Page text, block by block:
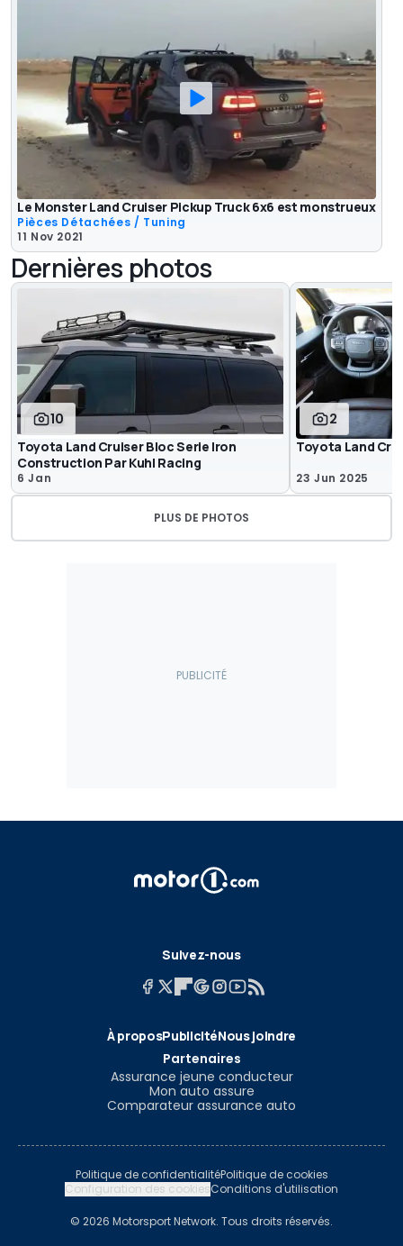
Le Monster Land Cruiser Pickup Truck 6x6 est monstrueux
Pièces Détachées / Tuning
11 Nov 2021
Dernières photos
10
Toyota Land Cruiser Bloc Serie Iron
Construction Par Kuhl Racing
6 Jan
2
Toyota Land
23 Jun 2025
PLUS DE PHOTOS
Suivez-nous
À proposPublicitéNous joindre
Partenaires
Assurance jeune conducteur
Mon auto assure
Comparateur assurance auto
Politique de confidentialitéPolitique de cookies
Configuration des cookiesConditions d'utilisation
© 2026 Motorsport Network. Tous droits réservés.